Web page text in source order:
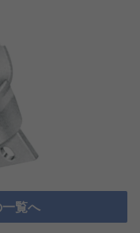
覧へ